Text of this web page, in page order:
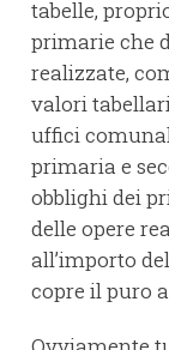
tabelle,
primarie che
realizzate,
valori
uffici
primaria e
obblighi dei
delle opere
all’importo
copre il puro